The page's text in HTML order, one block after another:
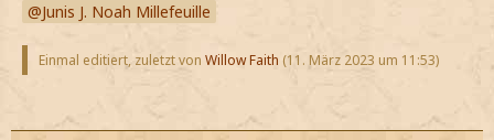
Junis J. Noah Millefeuille
Einmal editiert, zuletzt von Willow Faith (11. März 2023 um 11:53)